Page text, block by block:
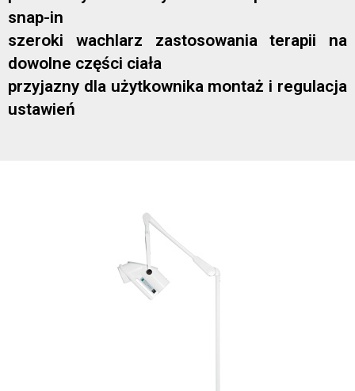
snap-in
szeroki wachlarz zastosowania terapii na
dowolne części ciała
przyjazny dla użytkownika montaż i regulacja
ustawień